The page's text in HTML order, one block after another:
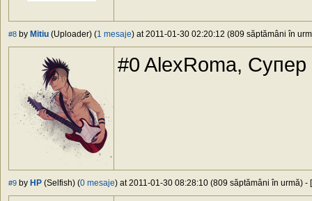
#8 by Mitiu (Uploader) (1 mesaje) at 2011-01-30 02:20:12 (809 săptămâni în
#0 AlexRoma, Супер
#9 by HP (Selfish) (0 mesaje) at 2011-01-30 08:28:10 (809 săptămâni în urmă) - [